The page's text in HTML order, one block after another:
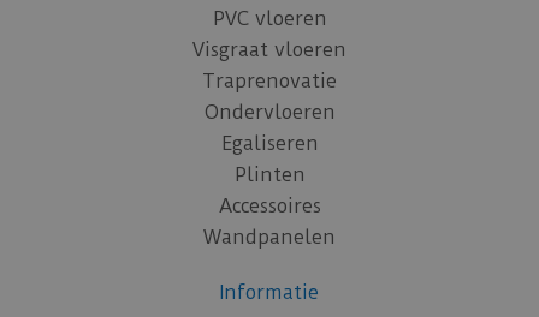
PVC vloeren
Visgraat vloeren
Traprenovatie
Ondervloeren
Egaliseren
Plinten
Accessoires
Wandpanelen
Informatie